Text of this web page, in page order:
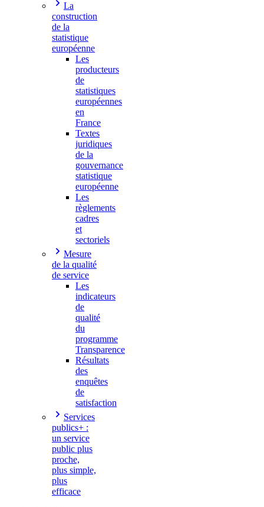
La
construction
de la
statistique
européenne
Les
producteurs
de
statistiques
européennes
en
France
Textes
juridiques
de la
gouvernance
statistique
européenne
Les
règlements
cadres
et
sectoriels
Mesure
de la qualité
de service
Les
indicateurs
de
qualité
du
programme
Transparence
Résultats
des
enquêtes
de
satisfaction
Services
publics+ :
un service
public plus
proche,
plus simple,
plus
efficace